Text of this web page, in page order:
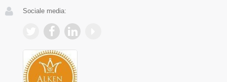
Sociale media: